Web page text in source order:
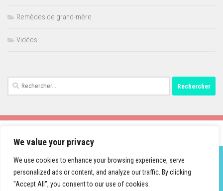
We value your privacy
We use cookies to enhance your browsing experience, serve
personalized ads or content, and analyze our traffic. By clicking
"Accept All", you consent to our use of cookies.
Remèdes de grand-mère
Vidéos
Rechercher :
Fièrement propulsé par - Conçu par